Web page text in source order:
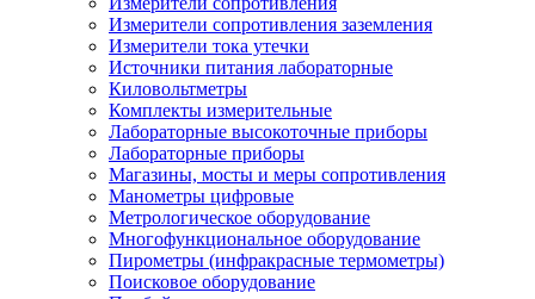
Измерители сопротивления заземления
Измерители тока утечки
Источники питания лабораторные
Киловольтметры
Комплекты измерительные
Лабораторные высокоточные приборы
Лабораторные приборы
Магазины, мосты и меры сопротивления
Манометры цифровые
Метрологическое оборудование
Многофункциональное оборудование
Пирометры (инфракрасные термометры)
Поисковое оборудование